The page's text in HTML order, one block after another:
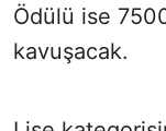
Ödülü ise
kavuşacak.